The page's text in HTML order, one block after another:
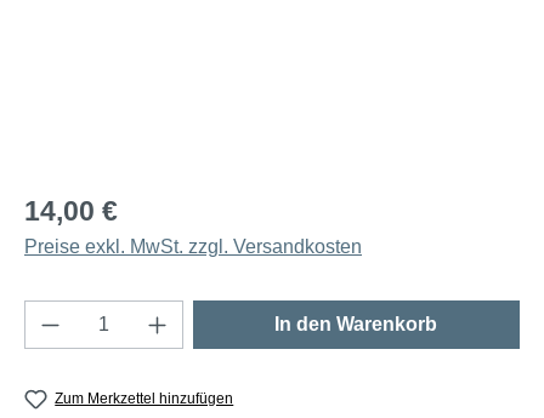
14,00 €
Preise exkl. MwSt. zzgl. Versandkosten
Produkt Anzahl: Gib den gewünschten
In den Warenkorb
Zum Merkzettel hinzufügen